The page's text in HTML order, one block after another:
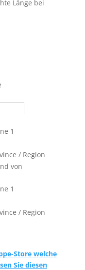
Länge bei
1
/ Region
von
1
/ Region
Store welche
Sie diesen